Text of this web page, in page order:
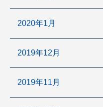
2020年1月
2019年12月
2019年11月